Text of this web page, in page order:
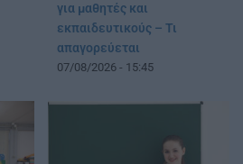
για μαθητές και
εκπαιδευτικούς – Τι
απαγορεύεται
07/08/2026 - 15:45